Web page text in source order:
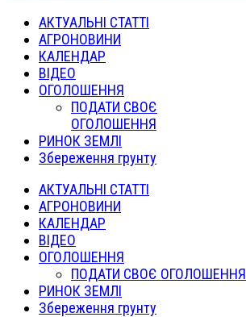
АКТУАЛЬНІ СТАТТІ
АГРОНОВИНИ
КАЛЕНДАР
ВІДЕО
ОГОЛОШЕННЯ
ПОДАТИ СВОЄ
ОГОЛОШЕННЯ
РИНОК ЗЕМЛІ
Збереження грунту
АКТУАЛЬНІ СТАТТІ
АГРОНОВИНИ
КАЛЕНДАР
ВІДЕО
ОГОЛОШЕННЯ
ПОДАТИ СВОЄ ОГОЛОШЕННЯ
РИНОК ЗЕМЛІ
Збереження грунту